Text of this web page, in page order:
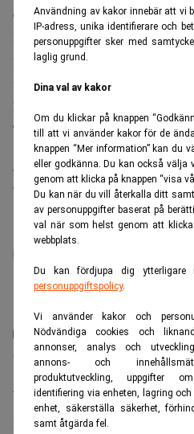
Användning av kakor innebär att vi
IP-adress, unika identifierare och
personuppgifter sker med
laglig grund.
Dina val av kakor
Om du klickar på knappen
till att vi använder kakor för de
knappen “Mer information” kan du
eller godkänna. Du kan också välja
genom att klicka på knappen “visa
Du kan när du vill återkalla ditt
av personuppgifter baserat på
val när som helst genom att klicka
webbplats.
Du kan fördjupa dig
personuppgiftspolicy.
Vi använder kakor och
Nödvändiga cookies och
annonser, analys och
annons- och
produktutveckling, uppgifter
identifiering via enheten, lagring
enhet, säkerställa säkerhet,
samt åtgärda fel.
ekonomi”, skriver hon i ett
Länsförsäkringar tror även att
fortsätta att stiga under resten
finger höjs för de rekordhöga
huspriserna i USA.
TT
Läs mer från Realtid - vårt
är kostnadsfritt:
administrator
Senaste lediga jobben
Bolagsjurist till Eltel AB
Placering:Bromma, Stockholm
Sista ansökningsdag: